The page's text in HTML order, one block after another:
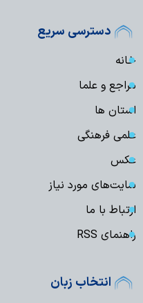
دسترسی سریع
خانه
مراجع و علما
استان ها
علمی فرهنگی
عکس
سایت‌های مورد نیاز
ارتباط با ما
راهنمای RSS
انتخاب زبان